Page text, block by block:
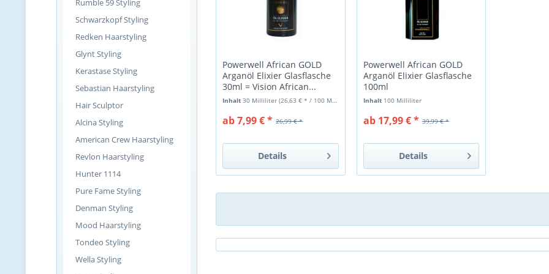
Rumble 59 Styling
Schwarzkopf Styling
Redken Haarstyling
Glynt Styling
Kerastase Styling
Sebastian Haarstyling
Hair Sculptor
Alcina Styling
American Crew Haarstyling
Revlon Haarstyling
Hunter 1114
Pure Fame Styling
Denman Styling
Mood Haarstyling
Tondeo Styling
Wella Styling
Powerwell African GOLD
Arganöl Elixier Glasflasche
30ml = Vision African...
Inhalt30 Milliliter(26,63 € * / 100 Milliliter)
26,99 € *
ab 7,99 € *
Details
Powerwell African GOLD
Arganöl Elixier Glasflasche
100ml
Inhalt 100 Milliliter
39,99 € *
ab 17,99 € *
Details